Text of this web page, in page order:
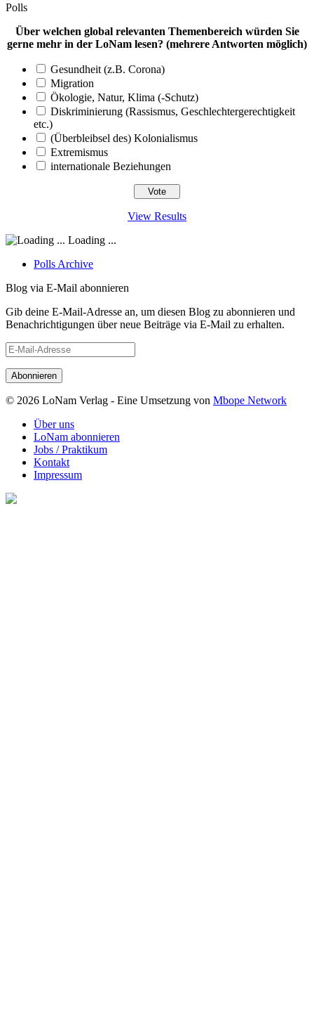
Polls
Über welchen global relevanten Themenbereich würden Sie
gerne mehr in der LoNam lesen? (mehrere Antworten möglich)
Gesundheit (z.B. Corona)
Migration
Ökologie, Natur, Klima (-Schutz)
Diskriminierung (Rassismus, Geschlechtergerechtigkeit
etc.)
(Überbleibsel des) Kolonialismus
Extremismus
internationale Beziehungen
View Results
Loading ...
Polls Archive
Blog via E-Mail abonnieren
Gib deine E-Mail-Adresse an, um diesen Blog zu abonnieren und
Benachrichtigungen über neue Beiträge via E-Mail zu erhalten.
E-
Mail-
Adresse
© 2026 LoNam Verlag - Eine Umsetzung von Mbope Network
Über uns
LoNam abonnieren
Jobs / Praktikum
Kontakt
Impressum